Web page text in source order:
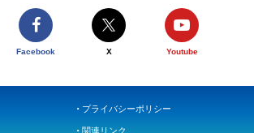
Facebook X Youtube
プライバシーポリシー
関連リンク